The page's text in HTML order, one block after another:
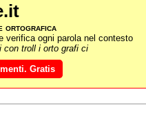
ortografica
verifica ogni parola nel contesto
con troll i orto grafi ci
Gratis